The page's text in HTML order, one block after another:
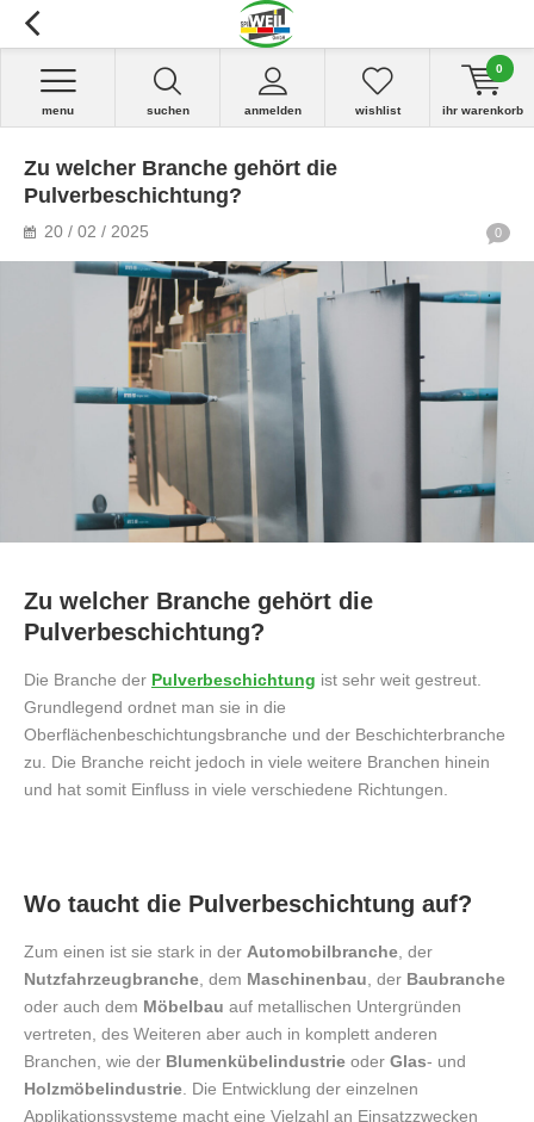
suchen anmelden
menu wishlist ihr warenkorb
0
Zu welcher Branche gehört die
Pulverbeschichtung?
20 / 02 / 2025 0
Zu welcher Branche gehört die
Pulverbeschichtung?
Die Branche der Pulverbeschichtung ist sehr weit gestreut.
Grundlegend ordnet man sie in die
Oberflächenbeschichtungsbranche und der Beschichterbranche
zu. Die Branche reicht jedoch in viele weitere Branchen hinein
und hat somit Einfluss in viele verschiedene Richtungen.
Wo taucht die Pulverbeschichtung auf?
Zum einen ist sie stark in der Automobilbranche , der
Nutzfahrzeugbranche , dem Maschinenbau , der Baubranche
oder auch dem Möbelbau auf metallischen Untergründen
vertreten, des Weiteren aber auch in komplett anderen
Branchen, wie der Blumenkübelindustrie oder Glas- und
Holzmöbelindustrie . Die Entwicklung der einzelnen
Applikationssysteme macht eine Vielzahl an Einsatzzwecken